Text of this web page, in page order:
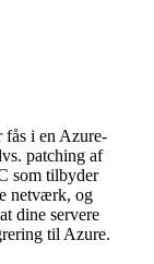
fås i en Azure-
patching af
som tilbyder
netværk, og
dine servere
til Azure.